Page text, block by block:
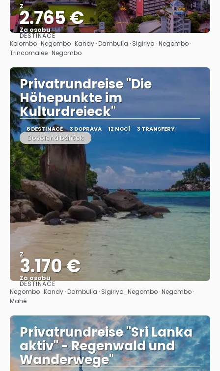
Z
2.765 €
Za osobu
Zobrazit
DESTINACE
Kolombo · Negombo · Kandy · Dambulla · Sigiriya · Negombo ·
Trincomalee · Negombo
Privatrundreise "Die
Höhepunkte im
Kulturdreieck"
6 DESTINACE 3 DOPRAVA 12 NOCÍ 3 TRANSFERY
Dovolená balíček
Z
3.170 €
Za osobu
Zobrazit
DESTINACE
Negombo · Kandy · Dambulla · Sigiriya · Negombo · Negombo ·
Mahé
Privatrundreise "Sri Lanka
aktiv" - Regenwald und
Wanderwege"